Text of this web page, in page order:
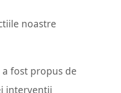
noastre
fost propus de
interventii